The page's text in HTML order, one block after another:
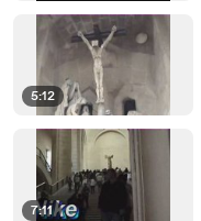
5:12
7:11